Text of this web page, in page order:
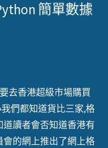
簡單數據
去香港超級市場購買
們都知道貨比三家,格
讀者會否知道香港有
會的網上推出了網上格